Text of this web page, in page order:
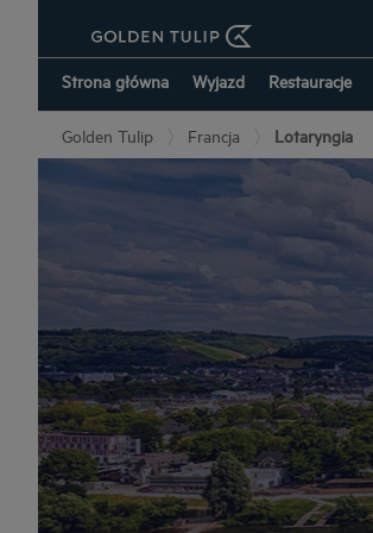
Strona główna Wyjazd Restauracje
Golden Tulip Francja Lotaryngia